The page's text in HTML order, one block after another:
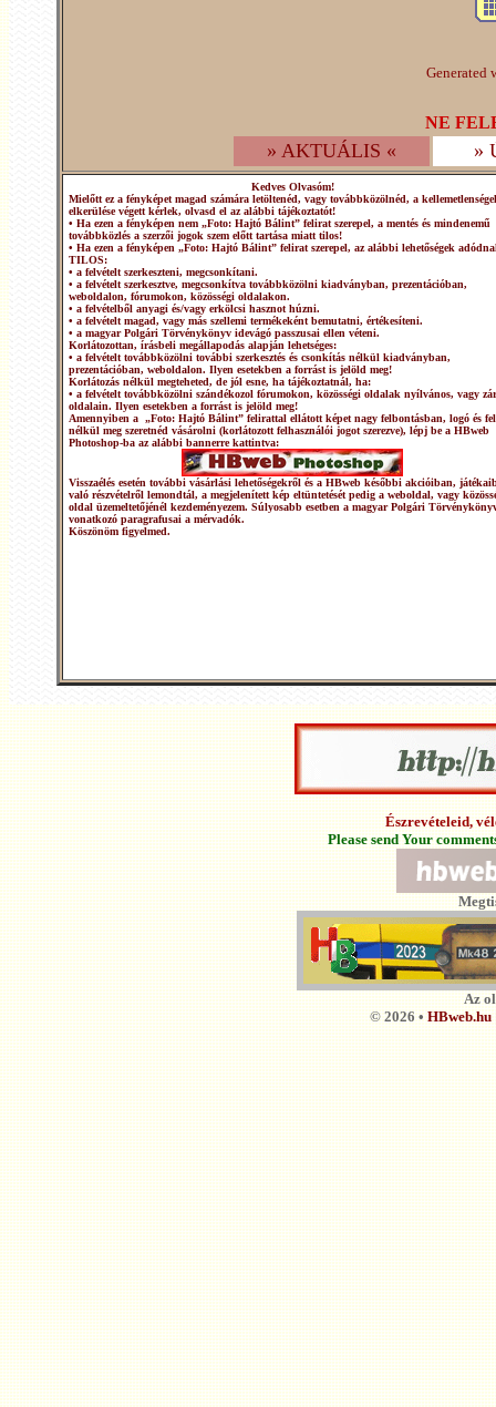
Generated
NE
» AKTUÁLIS « »
Kedves Olvasóm!
Mielőtt ez a fényképet magad számára letöltenéd, vagy továbbközölnéd, a
elkerülése végett kérlek, olvasd el az alábbi tájékoztatót!
• Ha ezen a fényképen nem „Foto: Hajtó Bálint” felirat szerepel, a mentés és mindenemű
továbbközlés a szerzői jogok szem előtt tartása miatt tilos!
• Ha ezen a fényképen „Foto: Hajtó Bálint” felirat szerepel, az alábbi lehetőségek
TILOS:
• a felvételt szerkeszteni, megcsonkítani.
• a felvételt szerkesztve, megcsonkítva továbbközölni kiadványban, prezentációban,
weboldalon, fórumokon, közösségi oldalakon.
• a felvételből anyagi és/vagy erkölcsi hasznot húzni.
• a felvételt magad, vagy más szellemi termékeként bemutatni, értékesíteni.
• a magyar Polgári Törvénykönyv idevágó passzusai ellen véteni.
Korlátozottan, írásbeli megállapodás alapján lehetséges:
• a felvételt továbbközölni további szerkesztés és csonkítás nélkül kiadványban,
prezentációban, weboldalon. Ilyen esetekben a forrást is jelöld meg!
Korlátozás nélkül megteheted, de jól esne, ha tájékoztatnál, ha:
• a felvételt továbbközölni szándékozol fórumokon, közösségi oldalak nyílvános, vagy
oldalain. Ilyen esetekben a forrást is jelöld meg!
Amennyiben a „Foto: Hajtó Bálint” felirattal ellátott képet nagy felbontásban, logó és
nélkül meg szeretnéd vásárolni (korlátozott felhasználói jogot szerezve), lépj be a HBweb
Photoshop-ba az alábbi bannerre kattintva:
Visszaélés esetén további vásárlási lehetőségekről és a HBweb későbbi akcióiban,
való részvételről lemondtál, a megjelenített kép eltüntetését pedig a weboldal, vagy
oldal üzemeltetőjénél kezdeményezem. Súlyosabb esetben a magyar Polgári
vonatkozó paragrafusai a mérvadók.
Köszönöm figyelmed.
Észrevételeid,
Please send Your
Az
© 2026 •HBweb.hu